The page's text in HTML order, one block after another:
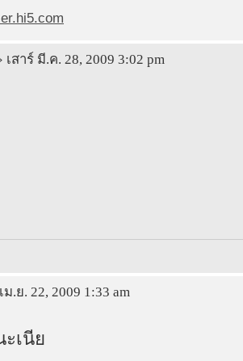
เสาร์ มี.ค. 28, 2009 3:02 pm
.ย. 22, 2009 1:33 am
เนี่ย